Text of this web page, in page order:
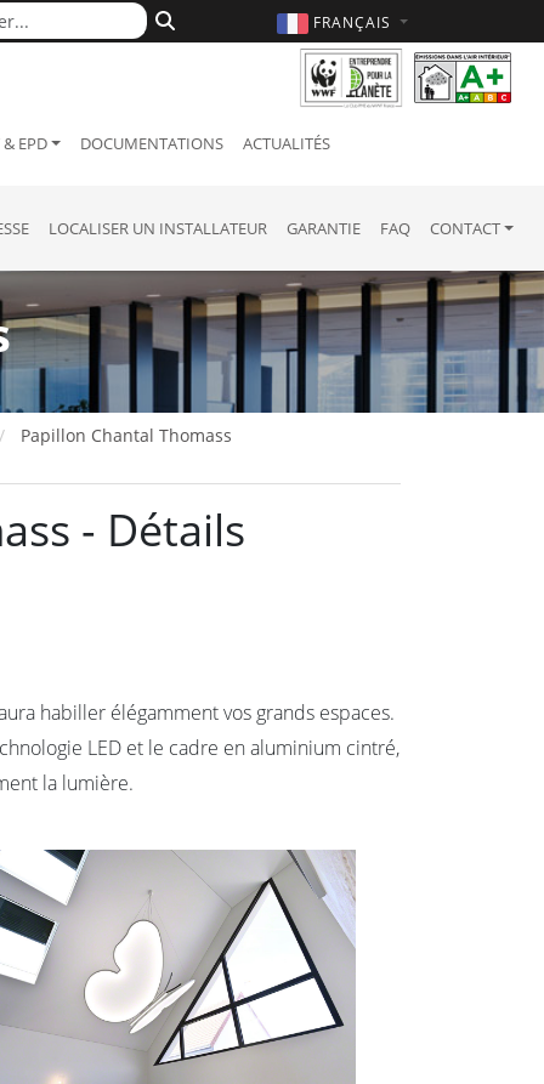
FRANÇAIS
EPD DOCUMENTATIONS ACTUALITÉS
LOCALISER UN INSTALLATEUR GARANTIE FAQ CONTACT
Papillon Chantal Thomass
- Détails
habiller élégamment vos grands espaces.
LED et le cadre en aluminium cintré,
la lumière.